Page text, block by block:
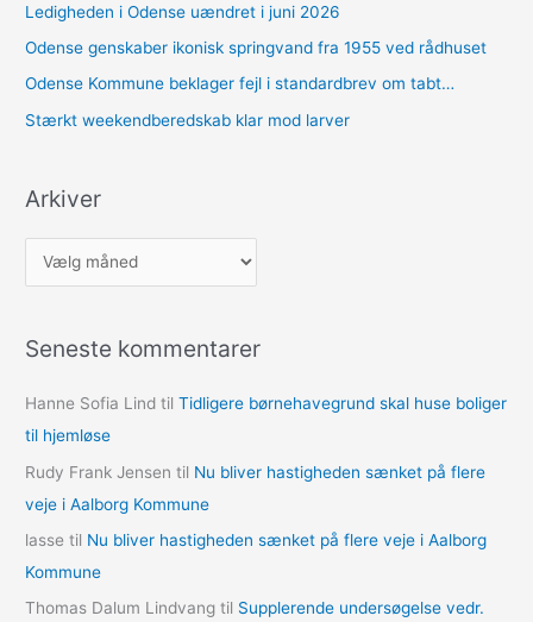
Ledigheden i Odense uændret i juni 2026
Odense genskaber ikonisk springvand fra 1955 ved rådhuset
Odense Kommune beklager fejl i standardbrev om tabt…
Stærkt weekendberedskab klar mod larver
Arkiver
r
i
e
r
Seneste kommentarer
Hanne Sofia Lind tilTidligere børnehavegrund skal huse boliger
til hjemløse
Rudy Frank Jensen til Nu bliver hastigheden sænket på flere
veje i Aalborg Kommune
lasse til Nu bliver hastigheden sænket på flere veje i Aalborg
Kommune
Thomas Dalum Lindvang til Supplerende undersøgelse vedr.